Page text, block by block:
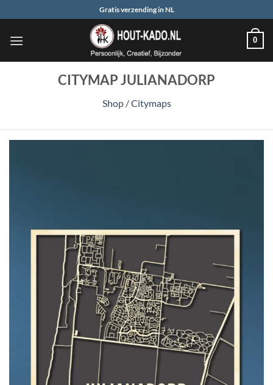
naar
inhoud
Gratis verzending in NL
0
CITYMAP JULIANADORP
Shop /Citymaps